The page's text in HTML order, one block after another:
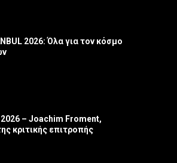
2026: Όλα για τον κόσμο
2026 – Joachim Froment,
κριτικής επιτροπής